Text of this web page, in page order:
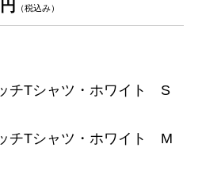
（税込み）
チTシャツ・ホワイト S
チTシャツ・ホワイト M